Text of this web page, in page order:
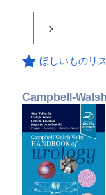
ほしいものリ
Campbell-